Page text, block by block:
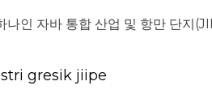
나인 자바 통합 산업 및 항만 단지